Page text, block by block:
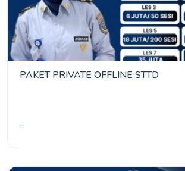
PAKET PRIVATE OFFLINE STTD
-